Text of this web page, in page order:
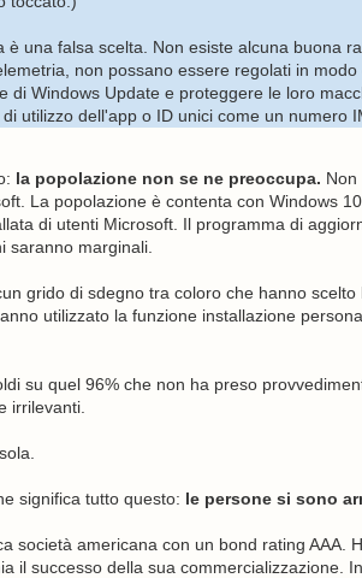
è una falsa scelta. Non esiste alcuna buona
non possano essere regolati in
di Windows Update e proteggere le loro
utilizzo dell'app o ID unici come un numero
la popolazione non se ne preoccupa. Non
La popolazione è contenta con Windows
di utenti Microsoft. Il programma di
saranno marginali.
grido di sdegno tra coloro che hanno
utilizzato la funzione installazione
su quel 96% che non ha preso
irrilevanti.
significa tutto questo: le persone si sono
società americana con un bond rating AAA.
il successo della sua commercializzazione.